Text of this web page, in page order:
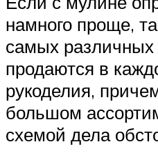
намного проще,
самых различных
продаются в
рукоделия,
большом
схемой дела